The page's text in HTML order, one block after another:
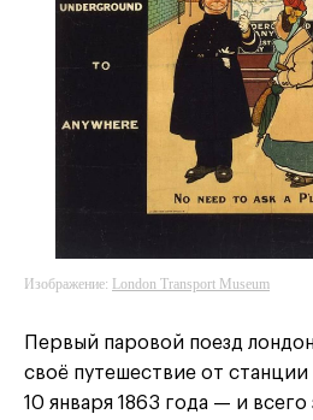
Изображение: London Transport Museum
Первый паровой поезд
своё путешествие от
10 января 1863 года — и всего